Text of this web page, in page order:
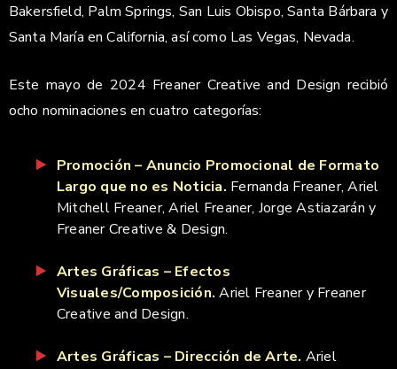
Bakersfield, Palm Springs, San Luis Obispo, Santa Bárbara y
Santa María en California, así como Las Vegas, Nevada.
Este mayo de 2024 Freaner Creative and Design recibió
ocho nominaciones en cuatro categorías:
Promoción – Anuncio Promocional de Formato
Largo que no es Noticia. Fernanda Freaner, Ariel
Mitchell Freaner, Ariel Freaner, Jorge Astiazarán y
Freaner Creative & Design.
Artes Gráficas – Efectos
Visuales/Composición.Ariel Freaner y Freaner
Creative and Design.
Artes Gráficas – Dirección de Arte. Ariel